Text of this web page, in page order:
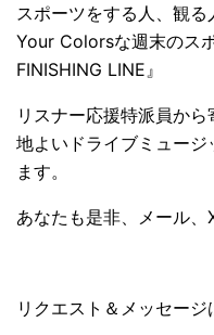
スポーツをする人、観
Your Colorsな週末のス
FINISHING LINE』
リスナー応援特派員から
地よいドライブミュージ
ます。
あなたも是非、メール、
リクエスト＆メッセージ